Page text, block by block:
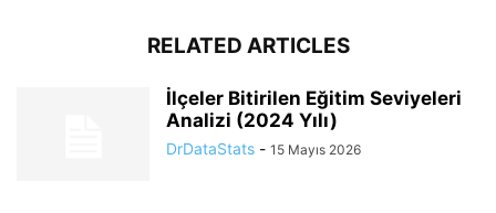
RELATED ARTICLES
İlçeler Bitirilen Eğitim Seviyeleri
Analizi (2024 Yılı)
DrDataStats - 15 Mayıs 2026